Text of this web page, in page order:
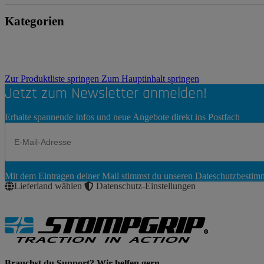
Kategorien
Zur Produktliste springen Zum Hauptinhalt springen
Jetzt zum Newsletter anmelden!
Erhalte spannende Infos und neue Angebote direkt ins Postfach
Abonnieren
Mit dem Eintragen deiner Mail stimmst du unseren
Lieferland wählen
Datenschutz-Einstellungen